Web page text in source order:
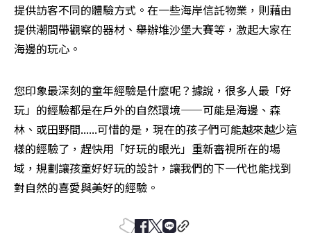
提供訪客不同的體驗方式。在一些海岸信託物業，則藉由
提供潮間帶觀察的器材、舉辦堆沙堡大賽等，激起大家在
海邊的玩心。
您印象最深刻的童年經驗是什麼呢？據說，很多人最「好
玩」的經驗都是在戶外的自然環境——可能是海邊、森
林、或田野間......可惜的是，現在的孩子們可能越來越少這
樣的經驗了，趕快用「好玩的眼光」重新審視所在的場
域，規劃讓孩童好好玩的設計，讓我們的下一代也能找到
對自然的喜愛與美好的經驗。